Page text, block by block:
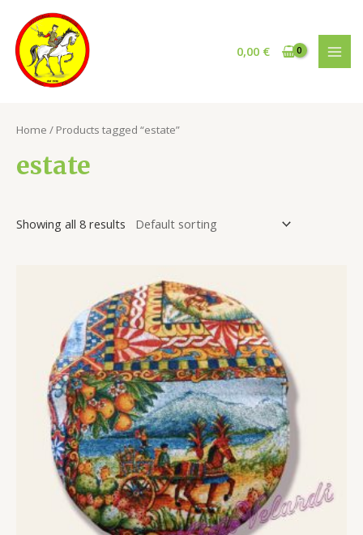
contenuto
0,00 €
Home / Products tagged “estate”
estate
Showing all 8 results